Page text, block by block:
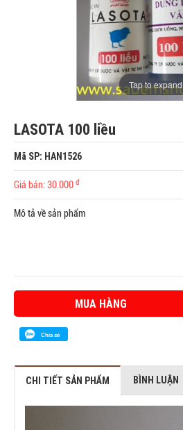
Tap to expand
LASOTA 100 liều
Mã SP: HAN1526
Giá bán: 30.000 đ
Mô tả về sản phẩm
MUA HÀNG
Chia sẻ
CHI TIẾT SẢN PHẨM BÌNH LUẬN